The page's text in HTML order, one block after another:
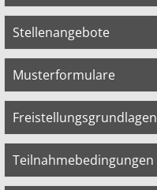
Stellenangebote
Musterformulare
Freistellungsgrundlagen
Teilnahmebedingungen